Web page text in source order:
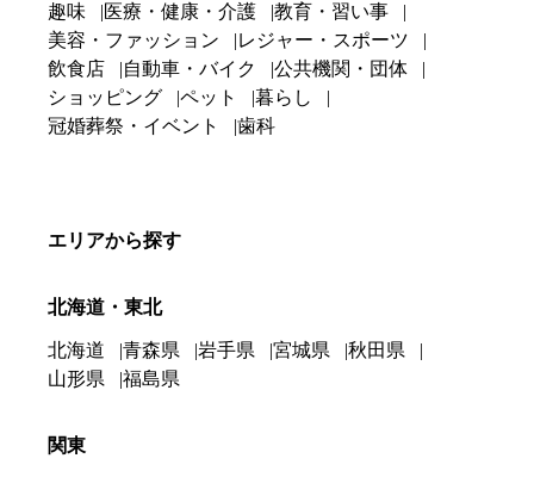
趣味
医療・健康・介護
教育・習い事
美容・ファッション
レジャー・スポーツ
飲食店
自動車・バイク
公共機関・団体
ショッピング
ペット
暮らし
冠婚葬祭・イベント
歯科
エリアから探す
北海道・東北
北海道 青森県 岩手県 宮城県
秋田県
山形県
福島県
関東